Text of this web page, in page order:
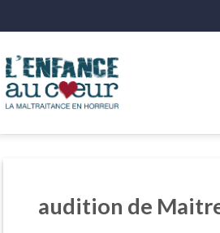
audition de